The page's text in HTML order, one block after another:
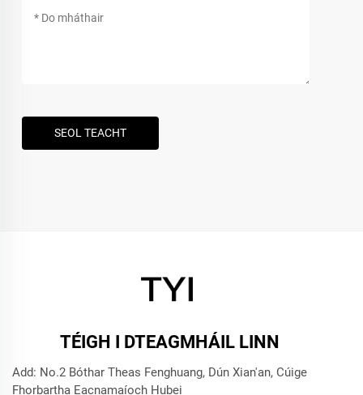
SEOL TEACHT
TÉIGH I DTEAGMHÁIL LINN
Add: No.2 Bóthar Theas Fenghuang, Dún Xian'an, Cúige
Fhorbartha Eacnamaíoch Hubei